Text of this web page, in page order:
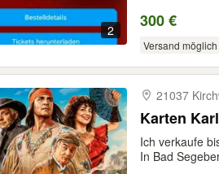
2 300 €
Versand möglich
21037
Karten
Ich verkaufe
In Bad